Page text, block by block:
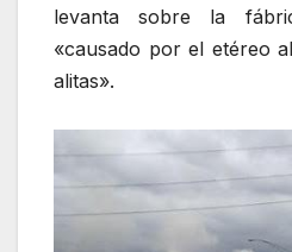
levanta sobre la
«causado por el etéreo
alitas».